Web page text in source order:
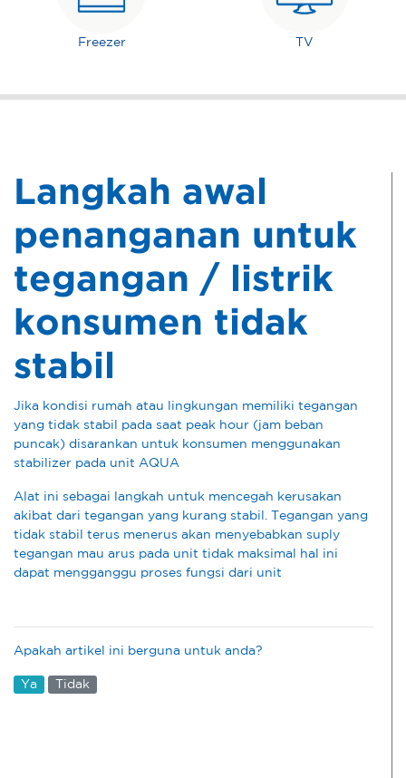
Freezer TV
Langkah awal
penanganan untuk
tegangan / listrik
konsumen tidak
stabil
Jika kondisi rumah atau lingkungan memiliki tegangan
yang tidak stabil pada saat peak hour (jam beban
puncak) disarankan untuk konsumen menggunakan
stabilizer pada unit AQUA
Alat ini sebagai langkah untuk mencegah kerusakan
akibat dari tegangan yang kurang stabil. Tegangan yang
tidak stabil terus menerus akan menyebabkan suply
tegangan mau arus pada unit tidak maksimal hal ini
dapat mengganggu proses fungsi dari unit
Apakah artikel ini berguna untuk anda?
Ya Tidak